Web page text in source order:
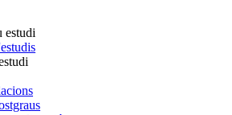
estudi